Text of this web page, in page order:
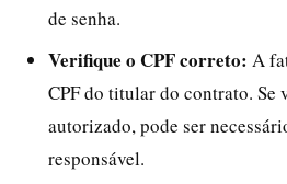
de senha.
Verifique o CPF correto: A
CPF do titular do contrato. Se
autorizado, pode ser
responsável.